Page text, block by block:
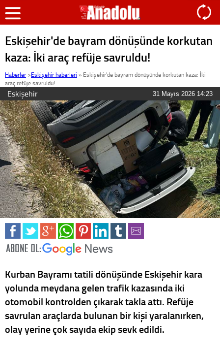
Eskişehir'de bayram dönüşünde korkutan
kaza: İki araç refüje savruldu!
Haberler >Eskişehir haberleri » Eskişehir'de bayram dönüşünde korkutan kaza: İki
araç refüje savruldu!
Eskişehir 31 Mayıs 2026 14:23
Kurban Bayramı tatili dönüşünde Eskişehir kara
yolunda meydana gelen trafik kazasında iki
otomobil kontrolden çıkarak takla attı. Refüje
savrulan araçlarda bulunan bir kişi yaralanırken,
olay yerine çok sayıda ekip sevk edildi.